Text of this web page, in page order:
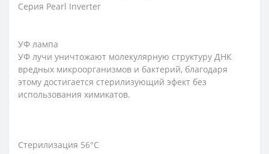
Серия Pearl Inverter
УФ лампа
УФ лучи уничтожают молекулярную структуру ДНК
вредных микроорганизмов и бактерий, благодаря
этому достигается стерилизующий эфект без
использования химикатов.
Стерилизация 56°С